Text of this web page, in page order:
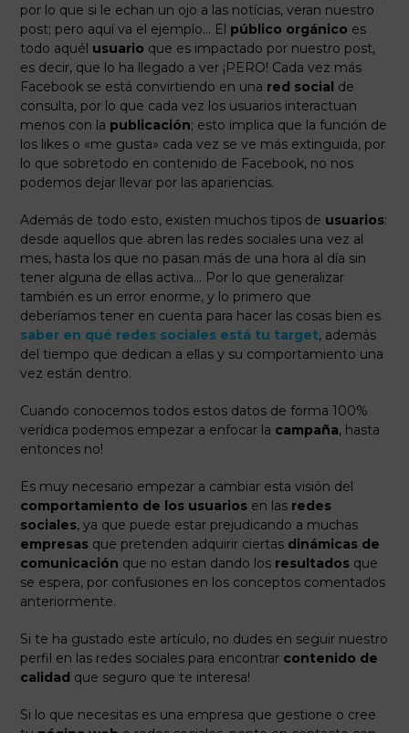
por lo que si le echan un ojo a las notícias, veran nuestro
post; pero aquí va el ejemplo… El público orgánico es
todo aquél usuario que es impactado por nuestro post,
es decir, que lo ha llegado a ver ¡PERO! Cada vez más
Facebook se está convirtiendo en una red social de
consulta, por lo que cada vez los usuarios interactuan
menos con la publicación; esto implica que la función de
los likes o «me gusta» cada vez se ve más extinguida, por
lo que sobretodo en contenido de Facebook, no nos
podemos dejar llevar por las apariencias.
Además de todo esto, existen muchos tipos de usuarios:
desde aquellos que abren las redes sociales una vez al
mes, hasta los que no pasan más de una hora al día sin
tener alguna de ellas activa… Por lo que generalizar
también es un error enorme, y lo primero que
deberíamos tener en cuenta para hacer las cosas bien es
saber en qué redes sociales está tu target, además
del tiempo que dedican a ellas y su comportamiento una
vez están dentro.
Cuando conocemos todos estos datos de forma 100%
verídica podemos empezar a enfocar la campaña, hasta
entonces no!
Es muy necesario empezar a cambiar esta visión del
comportamiento de los usuarios en las redes
sociales, ya que puede estar prejudicando a muchas
empresas que pretenden adquirir ciertas dinámicas de
comunicación que no estan dando los resultados que
se espera, por confusiones en los conceptos comentados
anteriormente.
Si te ha gustado este artículo, no dudes en seguir nuestro
perfil en las redes sociales para encontrar contenido de
calidad que seguro que te interesa!
Si lo que necesitas es una empresa que gestione o cree